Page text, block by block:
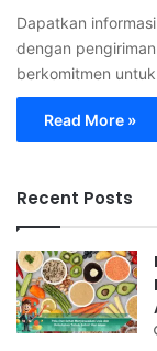
Dapatkan
dengan
berkomitmen
Read More »
Recent Posts